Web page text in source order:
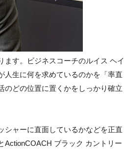
ます。ビジネスコーチのルイス ヘイ
人生に何を求めているのかを「率直
のどの位置に置くかをしっかり確立
シャーに直面しているかなどを正直
ActionCOACH ブラック カントリー